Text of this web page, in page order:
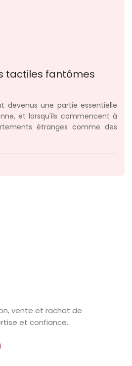
tactiles fantômes
devenus une partie essentielle
et lorsqu'ils commencent à
étranges comme des
vente et rachat de
et confiance.